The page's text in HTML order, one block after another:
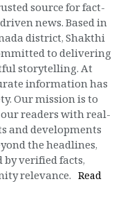
source for fact-
news. Based in
district, Shakthi
to delivering
storytelling. At
information has
Our mission is to
readers with real-
and developments
the headlines,
verified facts,
relevance. Read